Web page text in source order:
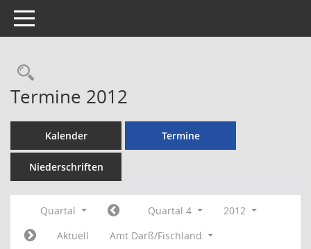
Toggle navigation
Rechercheauswahl
Termine 2012
Kalender Termine
Niederschriften
Quartal Quartal 4
2012
Aktuell
Amt Darß/Fischland